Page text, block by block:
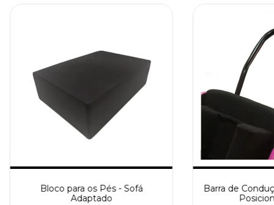
Bloco para os Pés - Sofá
Adaptado
Barra de